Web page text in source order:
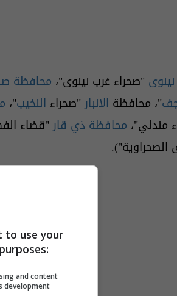
نينوى "صحراء غرب نينوى"، محافظة
"، محافظة الانبار"صحراء النخيب"،
مندلي"، محافظة ذي قار"قضاء
الصحراوية").
to use your
and content
development